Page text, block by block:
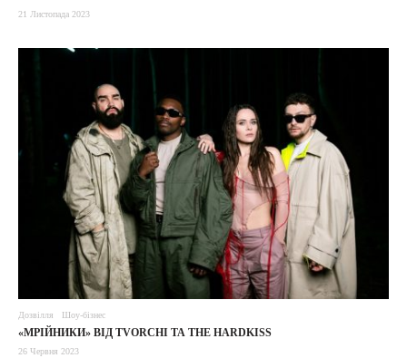
21 Листопада 2023
Дозвілля Шоу-бізнес
«МРІЙНИКИ» ВІД TVORCHI ТА THE HARDKISS
26 Червня 2023